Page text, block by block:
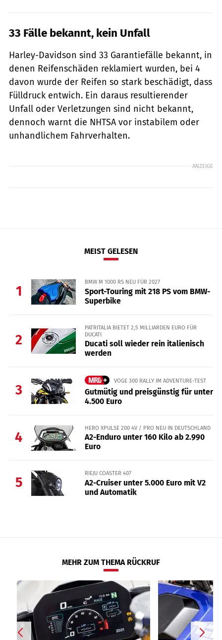
33 Fälle bekannt, kein Unfall
Harley-Davidson sind 33 Garantiefälle bekannt, in
denen Reifenschäden reklamiert wurden, bei 4
davon wurde der Reifen so stark beschädigt, dass
Fülldruck entwich. Ein daraus resultierender
Unfall oder Verletzungen sind nicht bekannt,
dennoch warnt die NHTSA vor instabilem oder
unhandlichem Fahrverhalten.
ANZEIGE
MEIST GELESEN
1
BMW M 1000 RS NEU FÜR 2027
Sport-Touring mit 218 PS vom BMW-
Superbike
2
PATRITALIA BIETET 2,5 MILLIARDEN EURO FÜR
DUCATI
Ducati soll wieder rein italienisch
werden
3
VOGE 300 RALLY IM ADVENTURE-TEST
Gutmütig und preisgünstig für unter
4.500 Euro
4
HERO XPULSE 200 4V / PRO NEU IN DEUTSCHLAND
A2-Enduro unter 160 Kilo ab 2.990
Euro
5
RIEJU COASTER 407
A2-Cruiser unter 5.000 Euro mit V2
und Automatik
MEHR ZUM THEMA RÜCKRUF